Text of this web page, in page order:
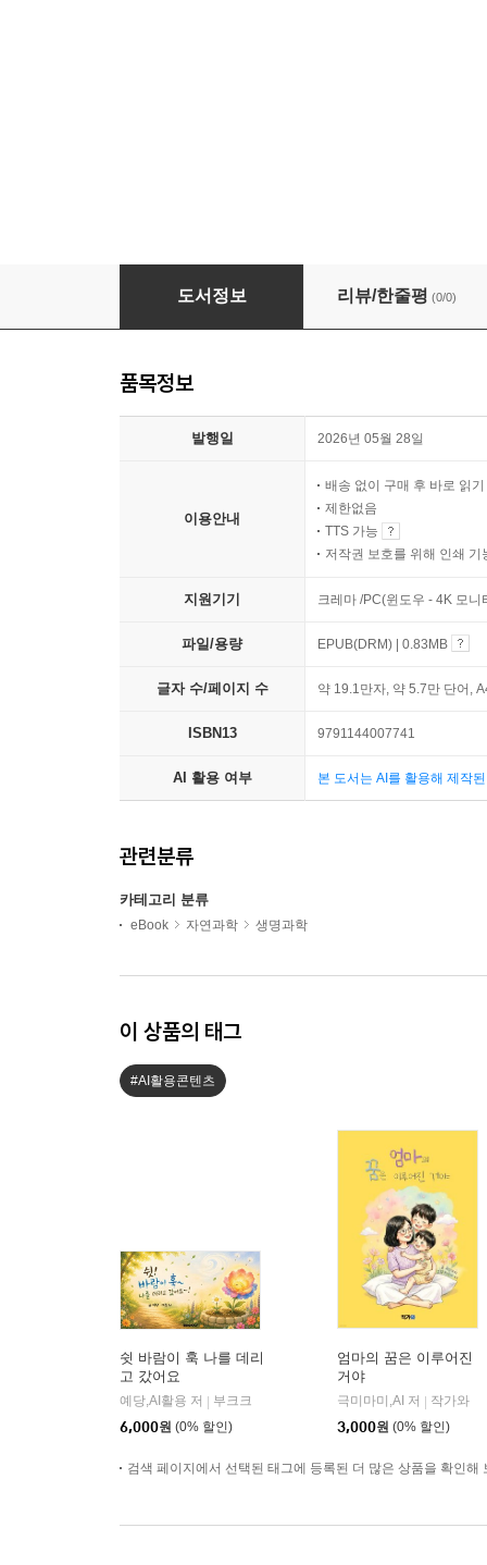
버섯 육종학: 원리, 방법, 응용
도서정보 리뷰/한줄평 (0/0)
품목정보
발행일 2026년 05월 28일
이용안내
배송 없이 구매 후 바로 읽기
제한없음
TTS 가능
저작권 보호를 위해 인쇄 기
지원기기 크레마 /PC(윈도우 - 4K 모
파일/용량 EPUB(DRM) | 0.83MB
글자 수/페이지 수 약 19.1만자, 약 5.7만 단어,
ISBN13 9791144007741
AI 활용 여부 본 도서는 AI를 활용해 제작
관련분류
카테고리 분류
eBook 자연과학 생명과학
이 상품의 태그
#AI활용콘텐츠
쉿 바람이 훅 나를 데리
고 갔어요
예당,AI활용 저 | 부크크
6,000원 (0% 할인)
엄마의 꿈은 이루어진
거야
극미마미,AI 저 | 작가와
3,000원 (0% 할인)
검색 페이지에서 선택된 태그에 등록된 더 많은 상품을 확인해